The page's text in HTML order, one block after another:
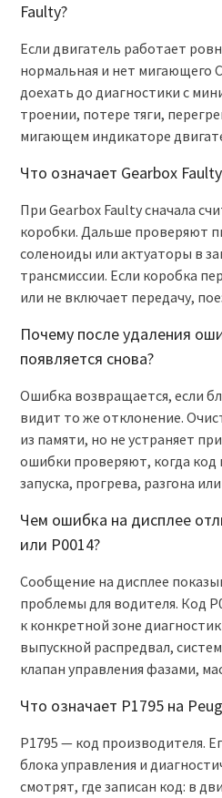
Faulty?
Если двигатель работает
нормальная и нет мигающего
доехать до диагностики с
троении, потере тяги,
мигающем индикаторе
Что означает Gearbox
При Gearbox Faulty сначала
коробки. Дальше проверяют
соленоиды или актуаторы в
трансмиссии. Если коробка
или не включает передачу,
Почему после удаления
появляется снова?
Ошибка возвращается, если
видит то же отклонение.
из памяти, но не устраняет
ошибки проверяют, когда код
запуска, прогрева, разгона
Чем ошибка на дисплее
или P0014?
Сообщение на дисплее
проблемы для водителя. Код
к конкретной зоне
выпускной распредвал,
клапан управления фазами,
Что означает P1795 на
P1795 — код производителя.
блока управления и
смотрят, где записан код: в